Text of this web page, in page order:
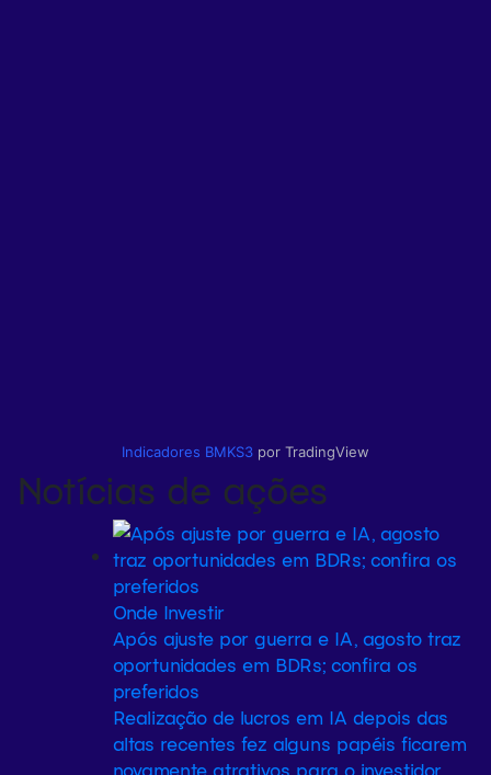
Indicadores BMKS3 por TradingView
Notícias de ações
Onde Investir
Após ajuste por guerra e IA, agosto traz
oportunidades em BDRs; confira os
preferidos
Realização de lucros em IA depois das
altas recentes fez alguns papéis ficarem
novamente atrativos para o investidor